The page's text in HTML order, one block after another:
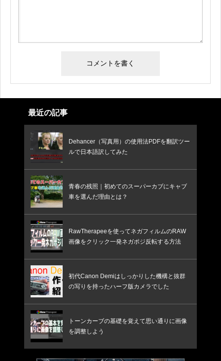
最近の記事
Dehancer（写真用）の使用法PDFを翻訳ツー
ルで日本語訳してみた
青春の残照｜初めてのスーパーカブにキャブ
車を選んだ理由とは？
RawTherapeeを使ってネガフィルムのRAW
画像をクリック一発ネガポジ反転する方法
初代Canon Demiはしっかりした機構と抜群
の写りを持ったハーフ版カメラでした
トーンカーブの基礎を覚えて思い通りに画像
を調整しよう